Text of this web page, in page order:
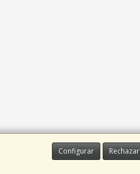
Configurar Rechazar